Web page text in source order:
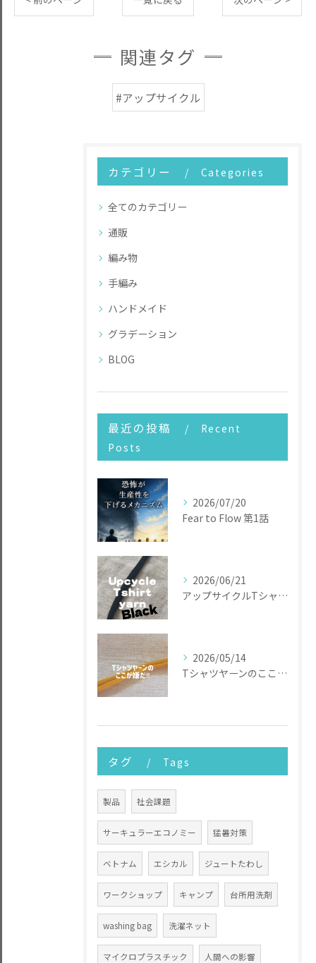
関連タグ
#アップサイクル
カテゴリー Categories
全てのカテゴリー
通販
編み物
手編み
ハンドメイド
グラデーション
BLOG
最近の投稿
Recent
Posts
2026/07/20
Fear to Flow 第1話
2026/06/21
アップサイクルTシャツヤーン
2026/05/14
Tシャツヤーンのここが嫌だ
タグ Tags
製品 社会課題
サーキュラーエコノミー 猛暑対策
ベトナム エシカル ジュートたわし
ワークショップ キャンプ 台所用洗剤
washing bag 洗濯ネット
マイクロプラスチック 人間への影響